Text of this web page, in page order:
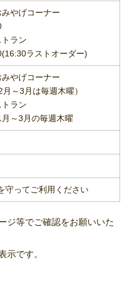
やげコーナー
ラン
ラストオーダー)
やげコーナー
～3月は毎週木曜）
ラン
～3月の毎週木曜
守ってご利用ください
ジ等でご確認をお願いいた
示です。